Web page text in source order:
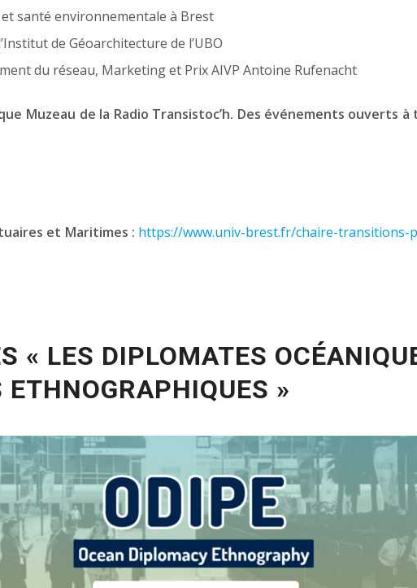
santé environnementale à Brest
de Géoarchitecture de l’UBO
du réseau, Marketing et PrixAIVP Antoine Rufenacht
Muzeau de la Radio Transistoc’h. Des événements ouverts
et Maritimes : https://www.univ-brest.fr/chaire-
« LES DIPLOMATES
ETHNOGRAPHIQUES »